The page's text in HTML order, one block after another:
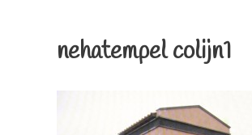
nehatempel colijn1